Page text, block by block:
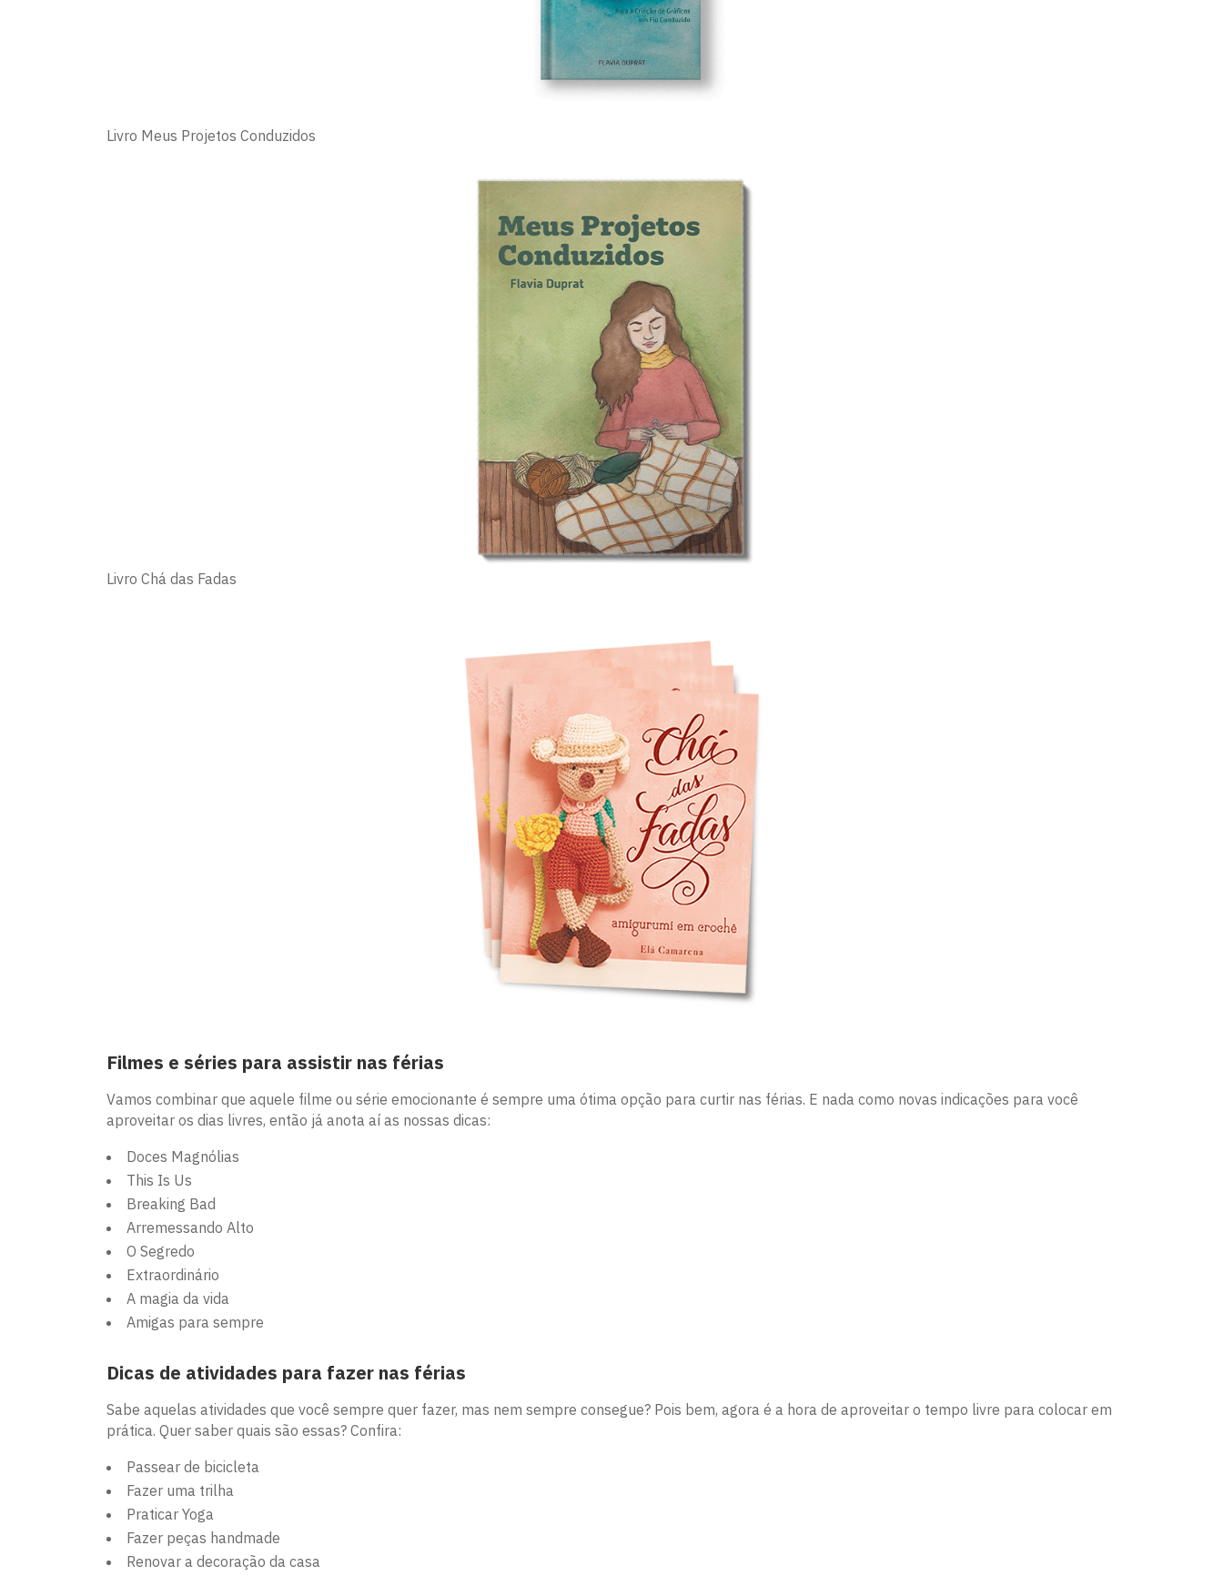
Livro Meus Projetos Conduzidos
Livro Chá das Fadas
Filmes e séries para assistir nas férias
Vamos combinar que aquele filme ou série emocionante é sempre uma ótima opção para curtir nas férias. E nada como novas indicações para você
aproveitar os dias livres, então já anota aí as nossas dicas:
Doces Magnólias
This Is Us
Breaking Bad
Arremessando Alto
O Segredo
Extraordinário
A magia da vida
Amigas para sempre
Dicas de atividades para fazer nas férias
Sabe aquelas atividades que você sempre quer fazer, mas nem sempre consegue? Pois bem, agora é a hora de aproveitar o tempo livre para colocar em
prática. Quer saber quais são essas? Confira:
Passear de bicicleta
Fazer uma trilha
Praticar Yoga
Fazer peças handmade
Renovar a decoração da casa